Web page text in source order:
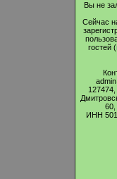
Вы не
Сейчас
гостей (
127474,
60,
ИНН